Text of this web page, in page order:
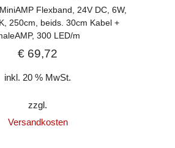
Flexband, 24V DC, 6W,
250cm, beids. 30cm Kabel +
300 LED/m
€ 69,72
inkl. 20 % MwSt.
zzgl.
Versandkosten